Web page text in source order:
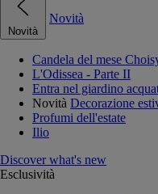
Novità
Novità
Candela del mese
L'Odissea - Parte II
Entra nel giardino
Novità Decorazione
Profumi dell'estate
Ilio
Discover what's new
Esclusività